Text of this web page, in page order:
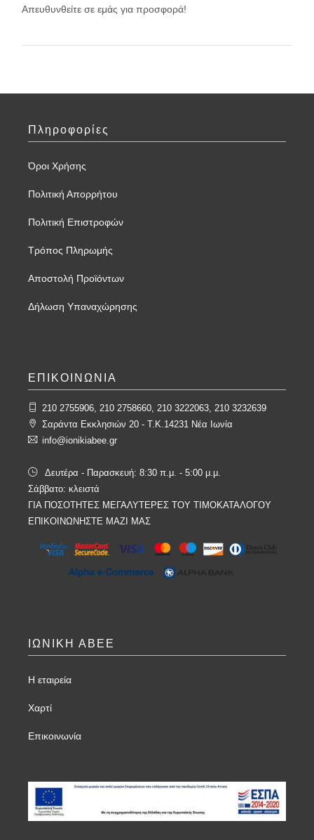
Απευθυνθείτε σε εμάς για προσφορά!
Πληροφορίες
Όροι Χρήσης
Πολιτική Απορρήτου
Πολιτική Επιστροφών
Τρόπος Πληρωμής
Αποστολή Προϊόντων
Δήλωση Υπαναχώρησης
ΕΠΙΚΟΙΝΩΝΙΑ
210 2755906, 210 2758660, 210 3222063, 210 3232639
Σαράντα Εκκλησιών 20 - T.K.14231 Νέα Ιωνία
info@ionikiabee.gr
Δευτέρα - Παρασκευή: 8:30 π.μ. - 5:00 μ.μ.
Σάββατο: κλειστά
ΓΙΑ ΠΟΣΟΤΗΤΕΣ ΜΕΓΑΛΥΤΕΡΕΣ ΤΟΥ ΤΙΜΟΚΑΤΑΛΟΓΟΥ
ΕΠΙΚΟΙΝΩΝΗΣΤΕ ΜΑΖΙ ΜΑΣ
ΙΩΝΙΚΗ ΑΒΕΕ
Η εταιρεία
Χαρτί
Επικοινωνία